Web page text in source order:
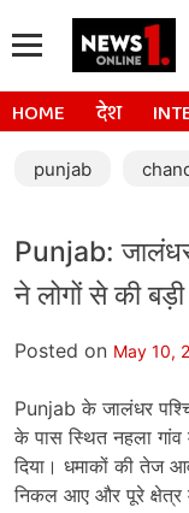
HOME देश
punjab
Punjab: जालंधर
ने लोगों से की
Posted on May 10,
Punjab के जालंधर
के पास स्थित नहला
दिया। धमाकों की तेज
निकल आए और पूरे क्षेत्र